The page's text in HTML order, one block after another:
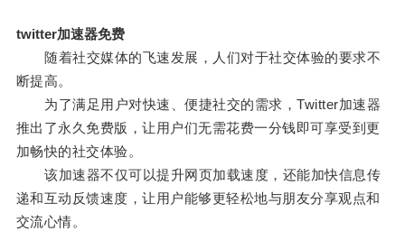
twitter加速器免费
随着社交媒体的飞速发展，人们对于社交体验的要求不
断提高。
为了满足用户对快速、便捷社交的需求，Twitter加速器
推出了永久免费版，让用户们无需花费一分钱即可享受到更
加畅快的社交体验。
该加速器不仅可以提升网页加载速度，还能加快信息传
递和互动反馈速度，让用户能够更轻松地与朋友分享观点和
交流心情。